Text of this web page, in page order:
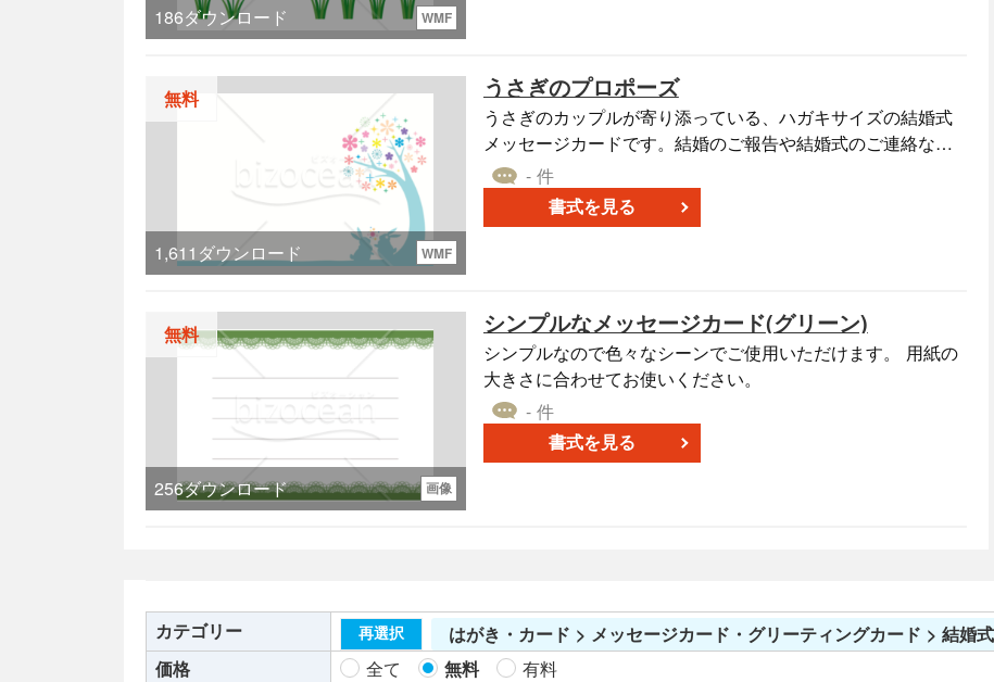
186ダウンロード WMF
無料
1,611 ダウンロード WMF
うさぎのプロポーズ
うさぎのカップルが寄り添っている、ハガキサイズの結婚式
メッセージカードです。結婚のご報告や結婚式のご連絡など
にお使いいただけます。
- 件
書式を見る
無料
256ダウンロード 画像
シンプルなメッセージカード(グリーン)
シンプルなので色々なシーンでご使用いただけます。 用紙の
大きさに合わせてお使いください。
- 件
書式を見る
カテゴリー 再選択
はがき・カード > メッセージカード・グリーティングカード > 結婚
価格
全て 無料
有料